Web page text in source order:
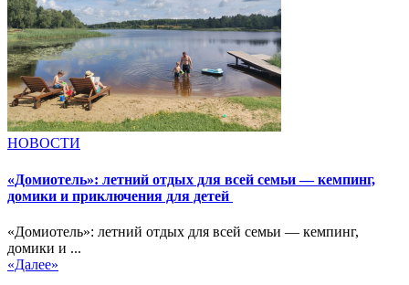
НОВОСТИ
«Домиотель»: летний отдых для всей семьи — кемпинг,
домики и приключения для детей
«Домиотель»: летний отдых для всей семьи — кемпинг,
домики и ...
«Далее»